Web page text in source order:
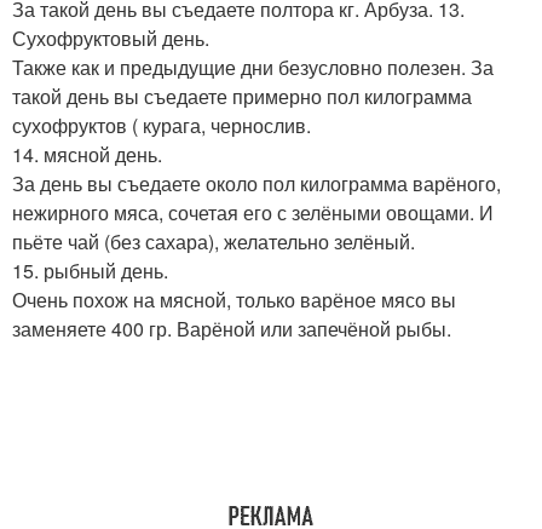
За такой день вы съедаете полтора кг. Арбуза. 13.
Сухофруктовый день.
Также как и предыдущие дни безусловно полезен. За
такой день вы съедаете примерно пол килограмма
сухофруктов ( курага, чернослив.
14. мясной день.
За день вы съедаете около пол килограмма варёного,
нежирного мяса, сочетая его с зелёными овощами. И
пьёте чай (без сахара), желательно зелёный.
15. рыбный день.
Очень похож на мясной, только варёное мясо вы
заменяете 400 гр. Варёной или запечёной рыбы.